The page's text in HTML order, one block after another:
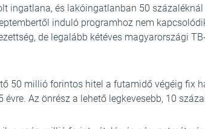
ingatlana, és lakóingatlanban 50
induló programhoz nem
de legalább kétéves magyarországi
50 millió forintos hitel a futamidő végéig fix
Az önrész a lehető legkevesebb, 10